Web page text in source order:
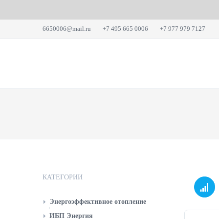
6650006@mail.ru +7 495 665 0006 +7 977 979 7127
КАТЕГОРИИ
Энергоэффективное отопление
КОУЗИ конвекторы
ИБП Энергия